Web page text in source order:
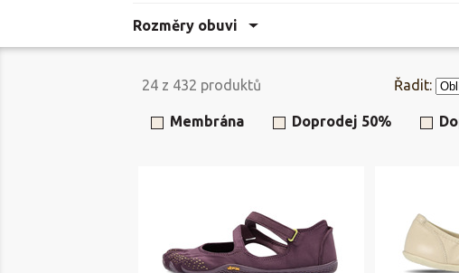
Rozměry obuvi
24 z 432 produktů Řadit:
Membrána Doprodej 50%